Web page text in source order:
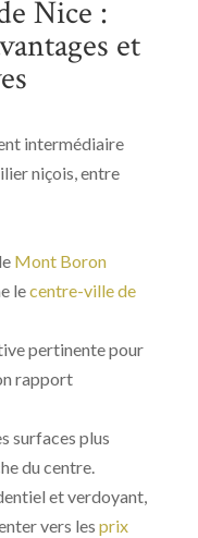
Nice :
et
intermédiaire
niçois, entre
Mont Boron
lecentre-ville de
pertinente pour
rapport
surfaces plus
du centre.
et verdoyant,
vers les prix